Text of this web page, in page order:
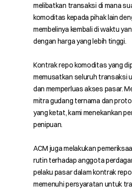
melibatkan transaksi di mana
komoditas kepada pihak lain
membelinya kembali di waktu
dengan harga yang lebih tinggi.
Kontrak repo komoditas yang
memusatkan seluruh transaksi
dan memperluas akses pasar.
mitra gudang ternama dan
yang ketat, kami menekankan
penipuan.
ACM juga melakukan
rutin terhadap anggota
pelaku pasar dalam kontrak
memenuhi persyaratan untuk